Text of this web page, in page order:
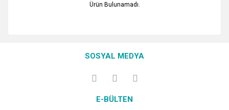
Ürün Bulunamadı.
SOSYAL MEDYA
E-BÜLTEN